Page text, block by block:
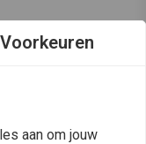
Voorkeuren
aan om jouw